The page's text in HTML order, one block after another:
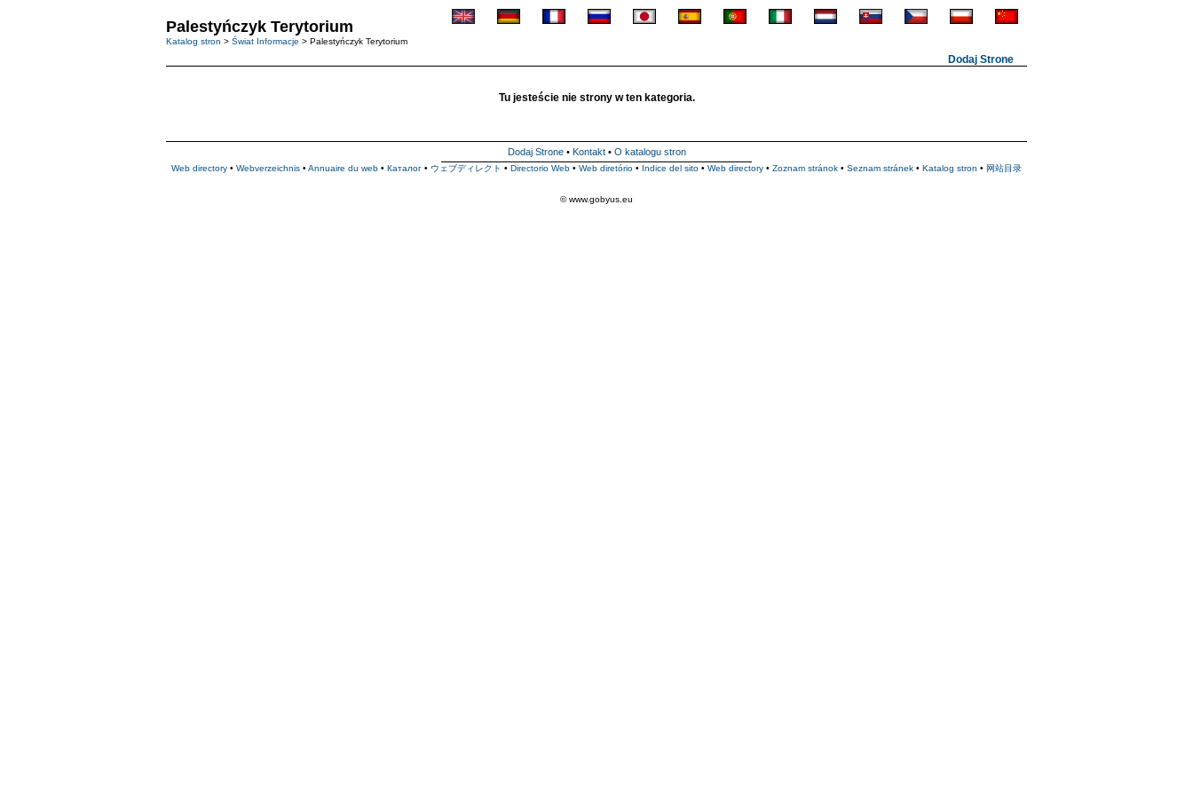
Palestyńczyk Terytorium
Katalog stron > Świat Informacje > Palestyńczyk Terytorium
Dodaj Strone
Tu jesteście nie strony w ten kategoria.
Dodaj Strone• Kontakt• O katalogu stron
Web directory • Webverzeichnis • Annuaire du web • Каталог • ウェブディレクト • Directorio Web • Web diretório • Indice del sito • Web directory • Zoznam stránok • Seznam stránek • Katalog stron • 网站目录
© www.gobyus.eu